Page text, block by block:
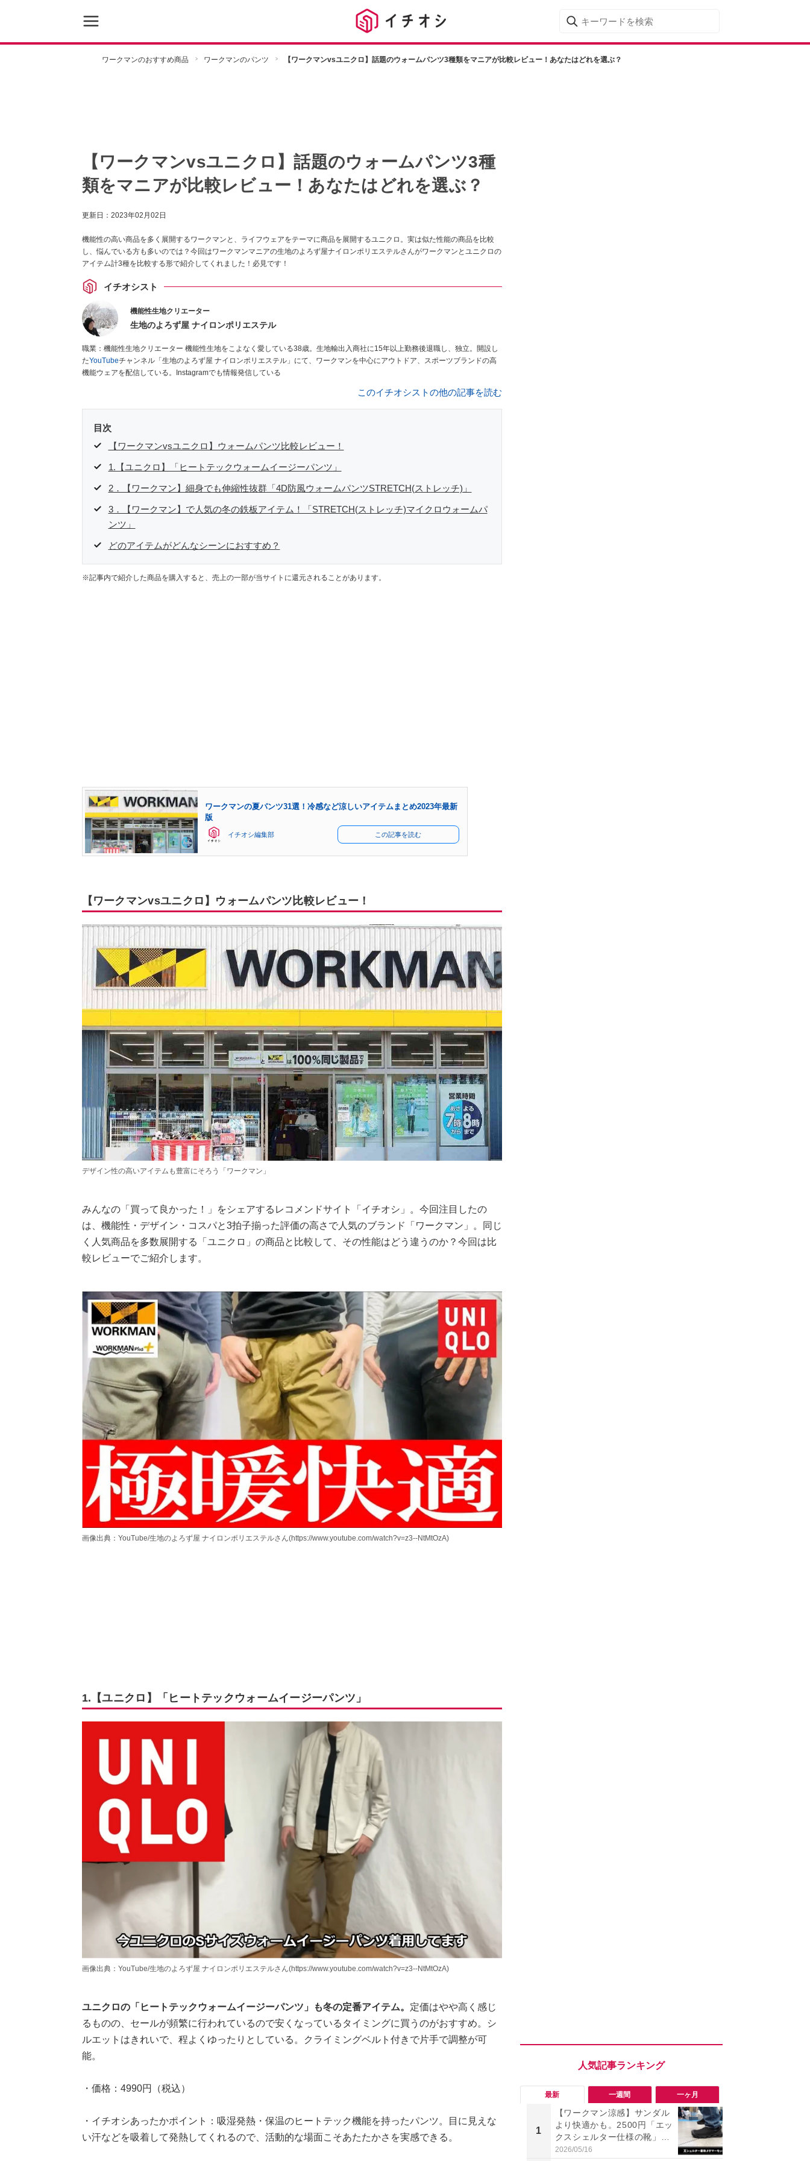
ワークマンのおすすめ商品 ワークマンのパンツ 【ワークマンvsユニクロ】話題のウォームパンツ3種類をマニアが比較レビュー！あなたはどれを選ぶ？
【ワークマンvsユニクロ】話題のウォームパンツ3種
類をマニアが比較レビュー！あなたはどれを選ぶ？
更新日： 2023年02月02日
機能性の高い商品を多く展開するワークマンと、ライフウェアをテーマに商品を展開するユニクロ。実は似た性能の商品を比較
し、悩んでいる方も多いのでは？今回はワークマンマニアの生地のよろず屋ナイロンポリエステルさんがワークマンとユニクロの
アイテム計3種を比較する形で紹介してくれました！必見です！
イチオシスト
機能性生地クリエーター
生地のよろず屋 ナイロンポリエステル
職業：機能性生地クリエーター 機能性生地をこよなく愛している38歳。生地輸出入商社に15年以上勤務後退職し、独立。開設し
たYouTubeチャンネル「生地のよろず屋 ナイロンポリエステル」にて、ワークマンを中心にアウトドア、スポーツブランドの高
機能ウェアを配信している。Instagramでも情報発信している
このイチオシストの他の記事を読む
目次
【ワークマンvsユニクロ】ウォームパンツ比較レビュー！
1.【ユニクロ】「ヒートテックウォームイージーパンツ」
2．【ワークマン】細身でも伸縮性抜群「4D防風ウォームパンツSTRETCH(ストレッチ)」
3．【ワークマン】で人気の冬の鉄板アイテム！「STRETCH(ストレッチ)マイクロウォームパ
ンツ」
どのアイテムがどんなシーンにおすすめ？
※記事内で紹介した商品を購入すると、売上の一部が当サイトに還元されることがあります。
ワークマンの夏パンツ31選！冷感など涼しいアイテムまとめ2023年最新
版
イチオシ編集部 この記事を読む
【ワークマンvsユニクロ】ウォームパンツ比較レビュー！
デザイン性の高いアイテムも豊富にそろう「ワークマン」
みんなの「買って良かった！」をシェアするレコメンドサイト「イチオシ」。今回注目したの
は、機能性・デザイン・コスパと3拍子揃った評価の高さで人気のブランド「ワークマン」。同じ
く人気商品を多数展開する「ユニクロ」の商品と比較して、その性能はどう違うのか？今回は比
較レビューでご紹介します。
画像出典：YouTube/生地のよろず屋 ナイロンポリエステルさん(https://www.youtube.com/watch?v=z3--NtMtOzA)
1.【ユニクロ】「ヒートテックウォームイージーパンツ」
画像出典：YouTube/生地のよろず屋 ナイロンポリエステルさん(https://www.youtube.com/watch?v=z3--NtMtOzA)
ユニクロの「ヒートテックウォームイージーパンツ」も冬の定番アイテム。 定価はやや高く感じ
るものの、セールが頻繁に行われているので安くなっているタイミングに買うのがおすすめ。シ
ルエットはきれいで、程よくゆったりとしている。クライミングベルト付きで片手で調整が可
能。
・価格：4990円（税込）
・イチオシあったかポイント：吸湿発熱・保温のヒートテック機能を持ったパンツ。目に見えな
い汗などを吸着して発熱してくれるので、活動的な場面こそあたたかさを実感できる。
最新 一週間 一ヶ月
1
【ワークマン涼感】サンダル
より快適かも。2500円「エッ
クスシェルター仕様の靴」が
今夏の正解！
2026/05/16